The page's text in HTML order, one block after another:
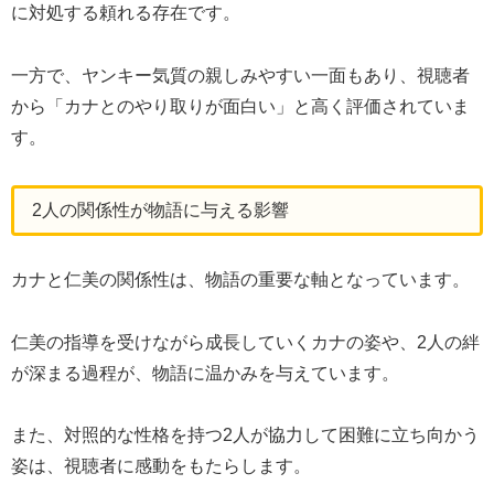
に対処する頼れる存在です。
一方で、ヤンキー気質の親しみやすい一面もあり、視聴者
から「カナとのやり取りが面白い」と高く評価されていま
す。
2人の関係性が物語に与える影響
カナと仁美の関係性は、物語の重要な軸となっています。
仁美の指導を受けながら成長していくカナの姿や、2人の絆
が深まる過程が、物語に温かみを与えています。
また、対照的な性格を持つ2人が協力して困難に立ち向かう
姿は、視聴者に感動をもたらします。